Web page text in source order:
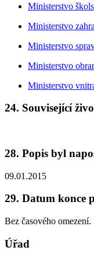
Ministerstvo
Ministerstvo
Ministerstvo
Ministerstvo
Ministerstvo
24. Související
28. Popis byl
09.01.2015
29. Datum konce
Bez časového omezení.
Úřad